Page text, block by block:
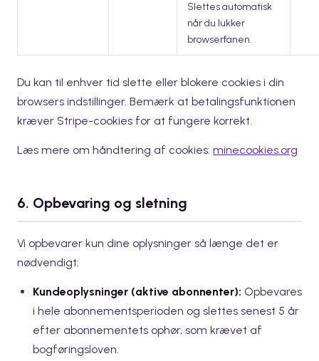
Slettes automatisk
når du lukker
browserfanen.
Du kan til enhver tid slette eller blokere cookies i din
browsers indstillinger. Bemærk at betalingsfunktionen
kræver Stripe-cookies for at fungere korrekt.
Læs mere om håndtering af cookies: minecookies.org
6. Opbevaring og sletning
Vi opbevarer kun dine oplysninger så længe det er
nødvendigt:
Kundeoplysninger (aktive abonnenter): Opbevares
i hele abonnementsperioden og slettes senest 5 år
efter abonnementets ophør, som krævet af
bogføringsloven.